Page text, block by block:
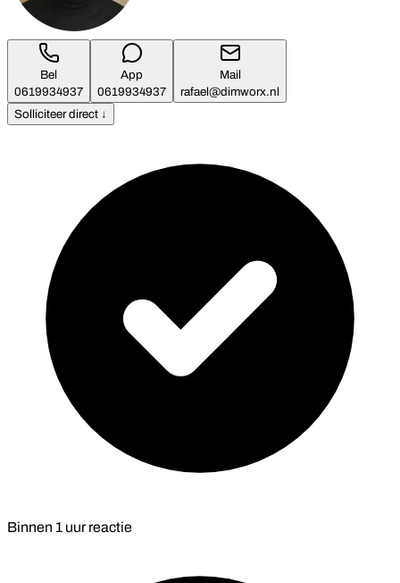
Bel
0619934937
App
0619934937
Mail
rafael@dimworx.nl
Solliciteer direct ↓
Binnen 1 uurreactie